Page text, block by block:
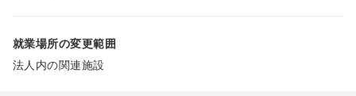
就業場所の変更範囲
法人内の関連施設